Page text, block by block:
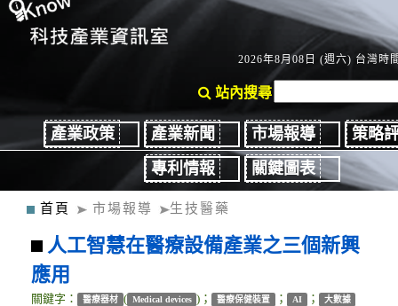
2026年8月08日 (週六) 台灣時
站內搜尋
產業政策 產業新聞 市場報導
策略
專利情報
關鍵圖表
首頁 市場報導 生技醫藥
人工智慧在醫療設備產業之三個新興
應用
關鍵字： 醫療器材 ( Medical devices )； 醫療保健裝置 ； AI ； 大數據